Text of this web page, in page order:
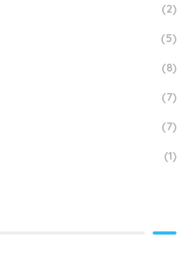
(2)
(5)
(8)
(7)
(7)
(1)